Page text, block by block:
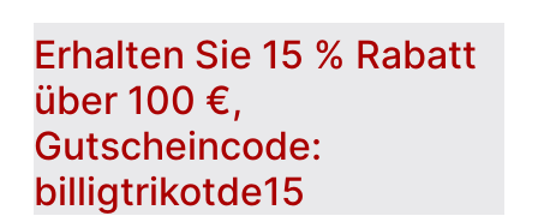
Erhalten Sie 15 % Rabatt
über 100 €,
Gutscheincode:
billigtrikotde15